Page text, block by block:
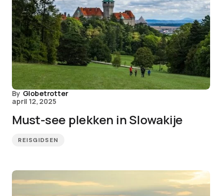
By Globetrotter
april 12, 2025
Must-see plekken in Slowakije
REISGIDSEN